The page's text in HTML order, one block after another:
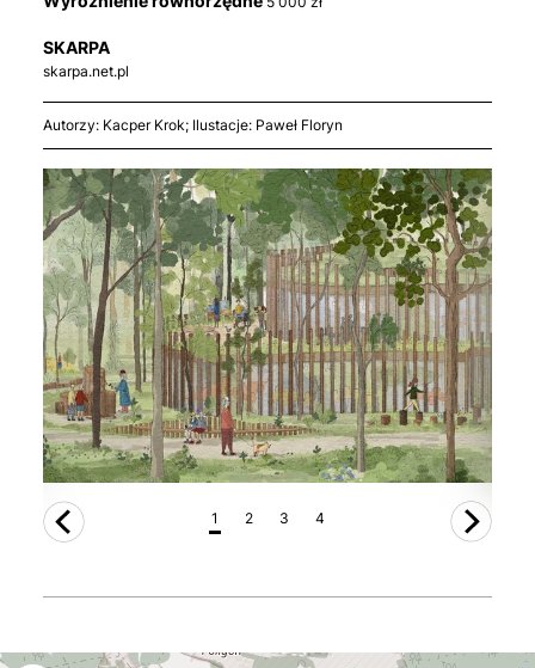
1 2 3 4
SKARPA
skarpa.net.pl
Autorzy: Kacper Krok; Ilustacje: Paweł Floryn